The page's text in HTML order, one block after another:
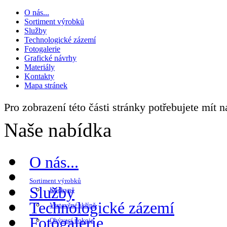
O nás...
Sortiment výrobků
Služby
Technologické zázemí
Fotogalerie
Grafické návrhy
Materiály
Kontakty
Mapa stránek
Pro zobrazení této části stránky potřebujete mít
Naše nabídka
O nás...
Sortiment výrobků
Kuchyně
Vestavěné skříně
Obývací pokoje
Služby
Technologické zázemí
Fotogalerie